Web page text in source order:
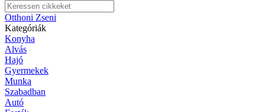
Otthoni Zseni
Kategóriák
Konyha
Alvás
Hajó
Gyermekek
Munka
Szabadban
Autó